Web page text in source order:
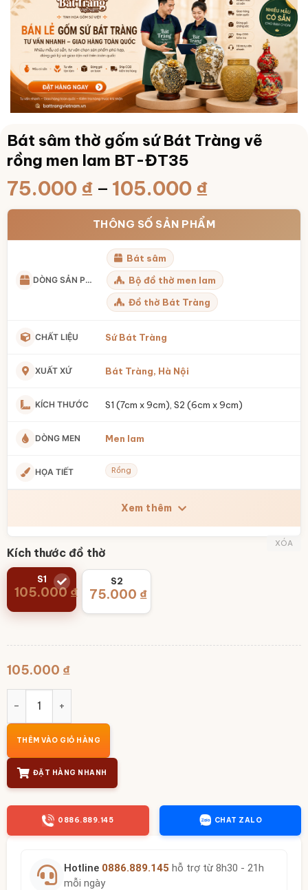
Bát sâm thờ gốm sứ Bát Tràng vẽ
rồng men lam BT-ĐT35
75.000 ₫ – 105.000 ₫
giá:
từ
75.000 ₫
đến
105.000 ₫
THÔNG SỐ SẢN PHẨM
DÒNG SẢN PHẨM
Bát sâm
Bộ đồ thờ men lam
Đồ thờ Bát Tràng
CHẤT LIỆU Sứ Bát Tràng
XUẤT XỨ Bát Tràng, Hà Nội
KÍCH THƯỚC S1 (7cm x 9cm), S2 (6cm x 9cm)
DÒNG MEN Men lam
HỌA TIẾT Rồng
Xem thêm
Kích thước đồ thờ
S1
105.000₫
S2
75.000 ₫
XÓA
105.000 ₫
THÊM VÀO GIỎ HÀNG
ĐẶT HÀNG NHANH
0886.889.145 CHAT ZALO
Hotline 0886.889.145 hỗ trợ từ 8h30 - 21h
mỗi ngày